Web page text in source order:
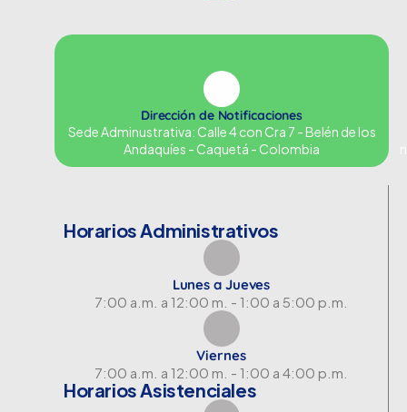
Dirección de Notificaciones
Sede Adminustrativa: Calle 4 con Cra 7 - Belén de los
Andaquíes - Caquetá - Colombia
Horarios Administrativos
Lunes a Jueves
7:00 a.m. a 12:00 m. - 1:00 a 5:00 p.m.
Viernes
7:00 a.m. a 12:00 m. - 1:00 a 4:00 p.m.
Horarios Asistenciales